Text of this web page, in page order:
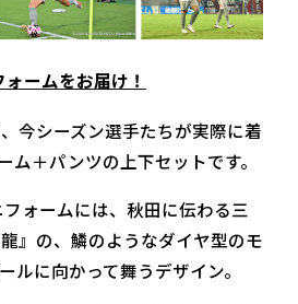
ームをお届け！
今シーズン選手たちが実際に着
ム＋パンツの上下セットです。
ォームには、秋田に伝わる三
』の、鱗のようなダイヤ型のモ
ルに向かって舞うデザイン。